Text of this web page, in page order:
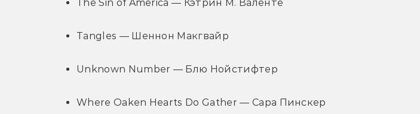
The Sin of America — Кэтрин М. Валенте
Tangles — Шеннон Макгвайр
Unknown Number — Блю Нойстифтер
Where Oaken Hearts Do Gather — Сара Пинскер